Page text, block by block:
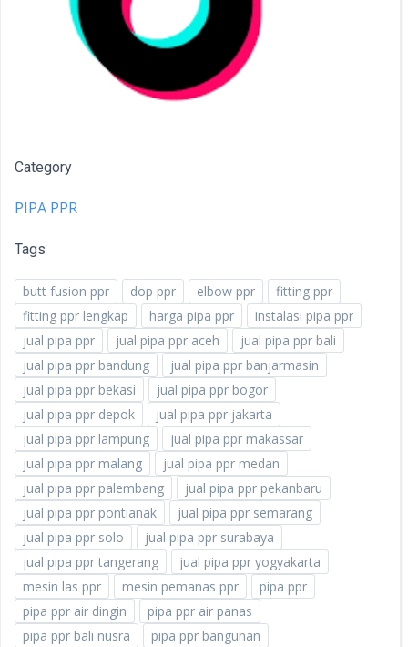
Category
PIPA PPR
Tags
butt fusion ppr dop ppr elbow ppr
fitting ppr
fitting ppr lengkap
harga pipa ppr
instalasi pipa ppr
jual pipa ppr
jual pipa ppr aceh
jual pipa ppr bali
jual pipa ppr bandung
jual pipa ppr banjarmasin
jual pipa ppr bekasi
jual pipa ppr bogor
jual pipa ppr depok
jual pipa ppr jakarta
jual pipa ppr lampung
jual pipa ppr makassar
jual pipa ppr malang
jual pipa ppr medan
jual pipa ppr palembang
jual pipa ppr pekanbaru
jual pipa ppr pontianak
jual pipa ppr semarang
jual pipa ppr solo
jual pipa ppr surabaya
jual pipa ppr tangerang
jual pipa ppr yogyakarta
mesin las ppr
mesin pemanas ppr
pipa ppr
pipa ppr air dingin
pipa ppr air panas
pipa ppr bali nusra
pipa ppr bangunan